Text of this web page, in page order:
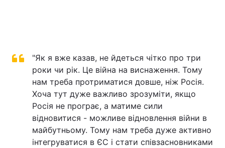
"Як я вже казав, не йдеться чітко про три
роки чи рік. Це війна на виснаження. Тому
нам треба протриматися довше, ніж Росія.
Хоча тут дуже важливо зрозуміти, якщо
Росія не програє, а матиме сили
відновитися - можливе відновлення війни в
майбутньому. Тому нам треба дуже активно
інтегруватися в ЄС і стати співзасновниками